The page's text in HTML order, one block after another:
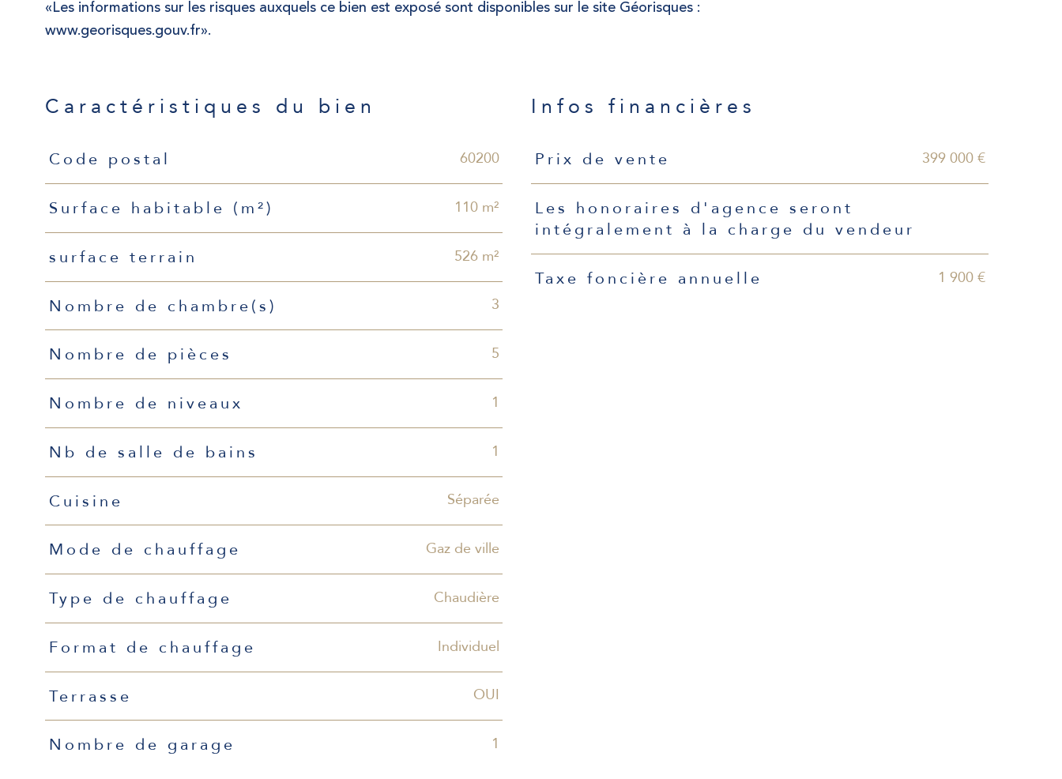
«Les informations sur les risques auxquels ce bien est exposé sont disponibles sur le site Géorisques :
www.georisques.gouv.fr».
Caractéristiques du bien
Caractéristiques Valeurs
Code postal 60200
Surface habitable (m²) 110 m²
surface terrain 526 m²
Nombre de chambre(s) 3
Nombre de pièces 5
Nombre de niveaux 1
Nb de salle de bains 1
Cuisine Séparée
Mode de chauffage Gaz de ville
Type de chauffage Chaudière
Format de chauffage Individuel
Terrasse OUI
Nombre de garage 1
Infos financières
Caractéristiques Valeurs
Prix de vente 399 000 €
Les honoraires d'agence seront
intégralement à la charge du vendeur
Taxe foncière annuelle 1 900 €